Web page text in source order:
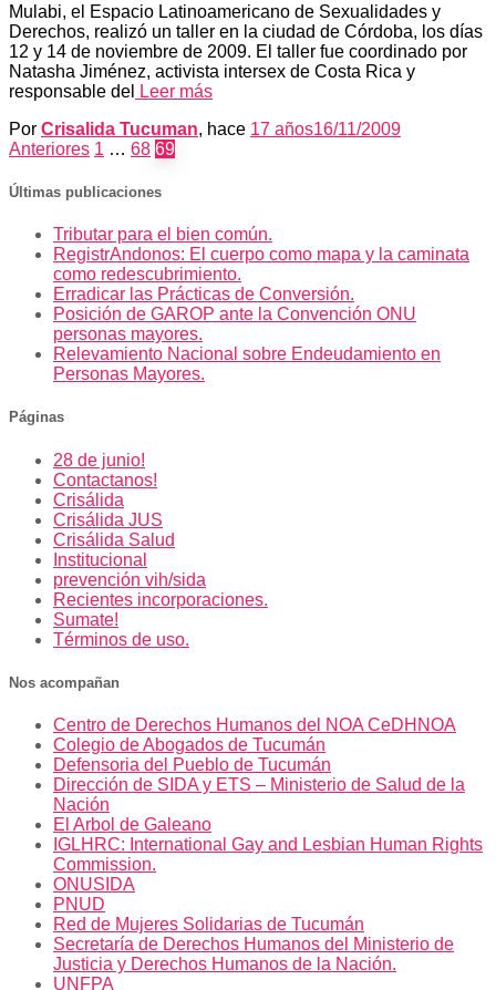
Mulabi, el Espacio Latinoamericano de Sexualidades y
Derechos, realizó un taller en la ciudad de Córdoba, los días
12 y 14 de noviembre de 2009. El taller fue coordinado por
Natasha Jiménez, activista intersex de Costa Rica y
responsable del
Leer más
Por Crisalida Tucuman, hace 17 años16/11/2009
Paginación
de
Anteriores 1 … 68 69
Últimas publicaciones
Tributar para el bien común.
RegistrAndonos: El cuerpo como mapa y la caminata
como redescubrimiento.
Erradicar las Prácticas de Conversión.
Posición de GAROP ante la Convención ONU
personas mayores.
Relevamiento Nacional sobre Endeudamiento en
Personas Mayores.
Páginas
28 de junio!
Contactanos!
Crisálida
Crisálida JUS
Crisálida Salud
Institucional
prevención vih/sida
Recientes incorporaciones.
Sumate!
Términos de uso.
Nos acompañan
Centro de Derechos Humanos del NOA CeDHNOA
Colegio de Abogados de Tucumán
Defensoria del Pueblo de Tucumán
Dirección de SIDA y ETS – Ministerio de Salud de la
Nación
El Arbol de Galeano
IGLHRC: International Gay and Lesbian Human Rights
Commission.
ONUSIDA
PNUD
Red de Mujeres Solidarias de Tucumán
Secretaría de Derechos Humanos del Ministerio de
Justicia y Derechos Humanos de la Nación.
UNFPA